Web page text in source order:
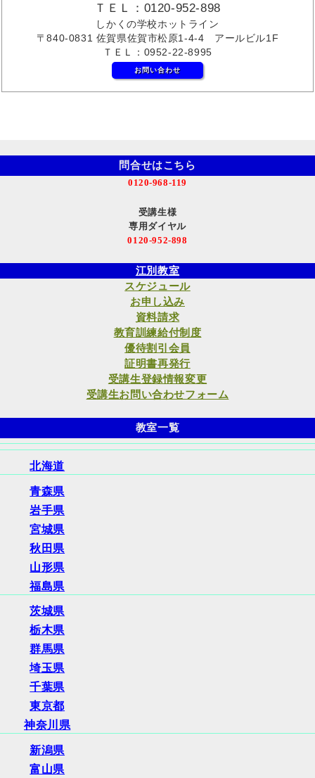
ＴＥＬ：0120-952-898
しかくの学校ホットライン
〒840-0831 佐賀県佐賀市松原1-4-4 アールビル1F
ＴＥＬ：0952-22-8995
お問い合わせ
問合せはこちら
0120-968-119
受講生様
専用ダイヤル
0120-952-898
江別教室
スケジュール
お申し込み
資料請求
教育訓練給付制度
優待割引会員
証明書再発行
受講生登録情報変更
受講生お問い合わせフォーム
教室一覧
北海道
青森県
岩手県
宮城県
秋田県
山形県
福島県
茨城県
栃木県
群馬県
埼玉県
千葉県
東京都
神奈川県
新潟県
富山県